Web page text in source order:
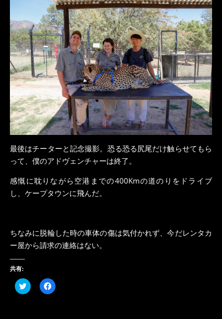
最後はチーターと記念撮影。恐る恐る尻尾だけ触らせてもら
って、僕のアドヴェンチャーは終了。
感慨に耽りながら空港までの400Kmの道のりをドライブ
し、ケープタウンに飛んだ。
ちなみに脱輪した時の車体の傷は気付かれず、今だレンタカ
ー屋から請求の連絡はない。
共有:
ク
リ
Facebook
で